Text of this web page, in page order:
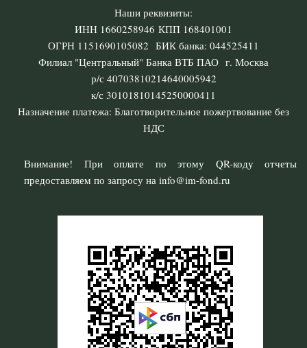
Наши реквизиты:
ИНН 1660258946 КПП 168401001
ОГРН 1151690105082 БИК банка: 044525411
Филиал "Центральный" Банка ВТБ ПАО г. Москва
р/с 40703810214640005942
к/с 30101810145250000411
Назначение платежа: Благотворительное пожертвование без
НДС
Внимание! При оплате по этому QR-коду отчеты
предоставляем по запросу на info@im-fond.ru